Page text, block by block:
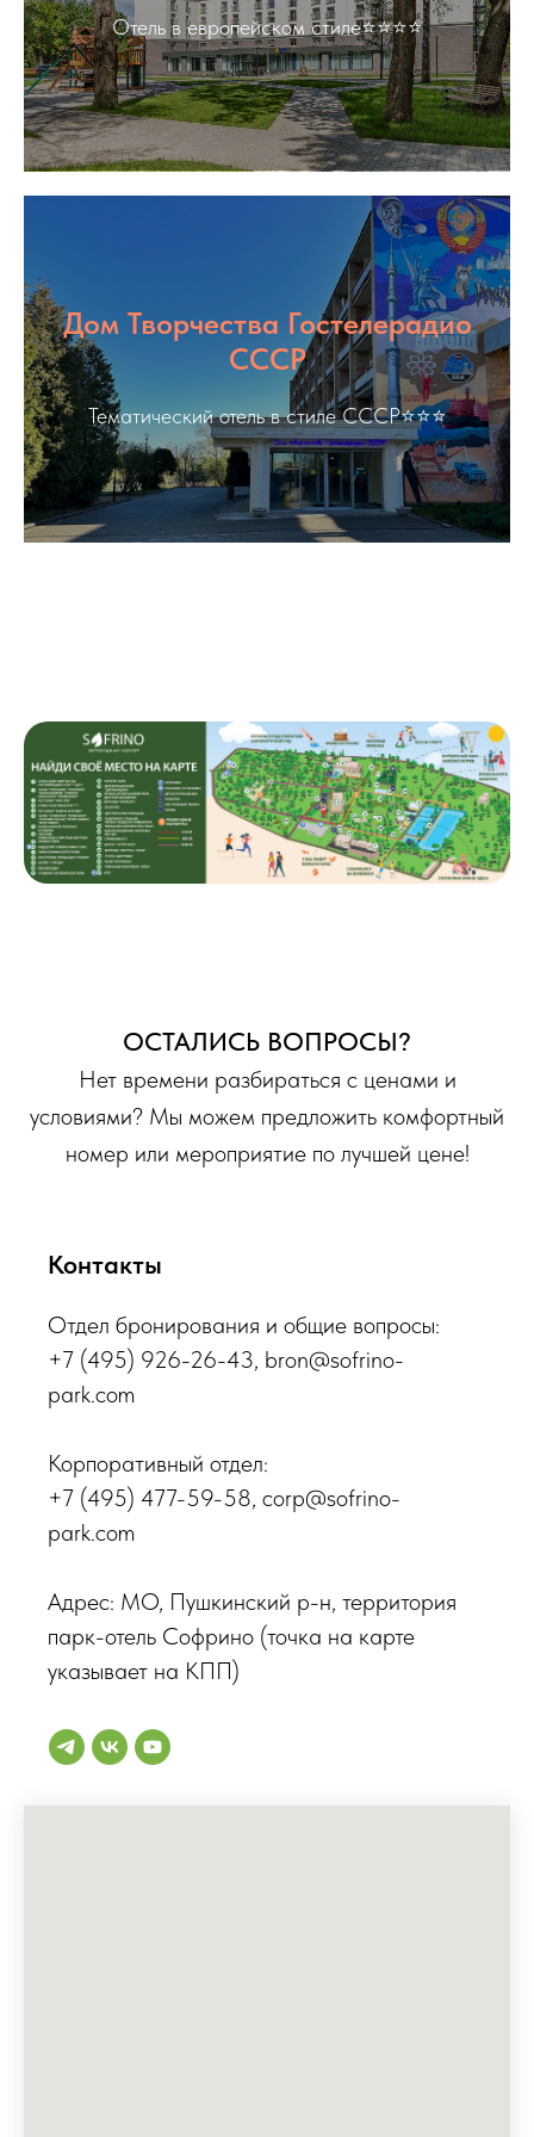
Отель в европейском стиле⭐️⭐️⭐️⭐️
Дом Творчества Гостелерадио
СССР
Тематический отель в стиле СССР⭐️⭐️⭐️
ОСТАЛИСЬ ВОПРОСЫ?
Нет времени разбираться с ценами и
условиями? Мы можем предложить комфортный
номер или мероприятие по лучшей цене!
Контакты
Отдел бронирования и общие вопросы:
+7 (495) 926-26-43, bron@sofrino-
park.com
Корпоративный отдел:
+7 (495) 477-59-58, corp@sofrino-
park.com
Адрес: МО, Пушкинский р-н, территория
парк-отель Софрино (точка на карте
указывает на КПП)